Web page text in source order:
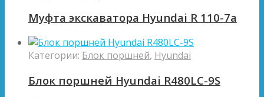
Муфта экскаватора Hyundai R 110-7a
Категории: Блок поршней, Hyundai
Блок поршней Hyundai R480LC-9S